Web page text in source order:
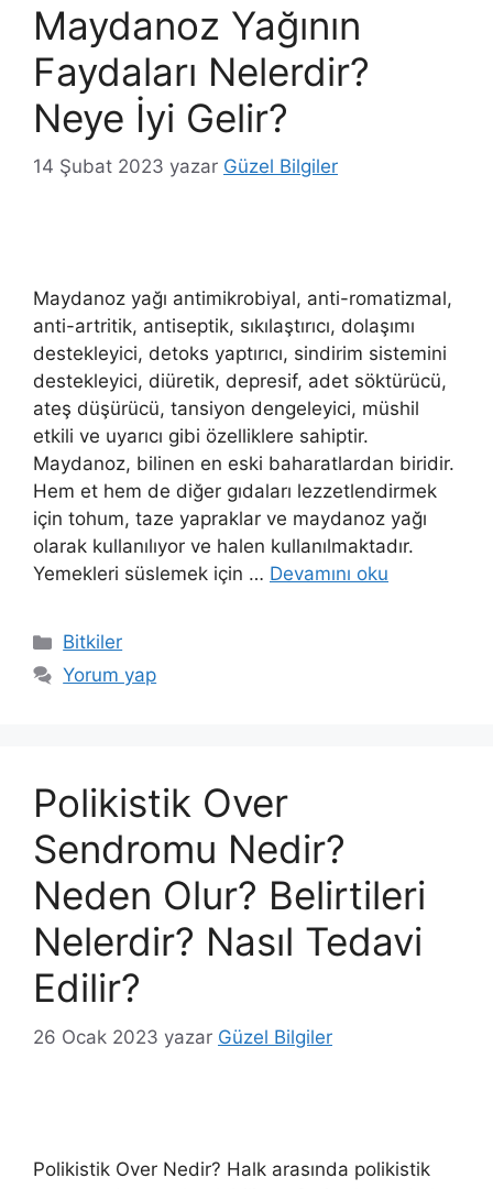
Maydanoz Yağının
Faydaları Nelerdir?
Neye İyi Gelir?
14 Şubat 2023 yazar Güzel Bilgiler
Maydanoz yağı antimikrobiyal, anti-romatizmal,
anti-artritik, antiseptik, sıkılaştırıcı, dolaşımı
destekleyici, detoks yaptırıcı, sindirim sistemini
destekleyici, diüretik, depresif, adet söktürücü,
ateş düşürücü, tansiyon dengeleyici, müshil
etkili ve uyarıcı gibi özelliklere sahiptir.
Maydanoz, bilinen en eski baharatlardan biridir.
Hem et hem de diğer gıdaları lezzetlendirmek
için tohum, taze yapraklar ve maydanoz yağı
olarak kullanılıyor ve halen kullanılmaktadır.
Yemekleri süslemek için … Devamını oku
Kategoriler
Bitkiler
Yorum yap
Polikistik Over
Sendromu Nedir?
Neden Olur? Belirtileri
Nelerdir? Nasıl Tedavi
Edilir?
26 Ocak 2023 yazar Güzel Bilgiler
Polikistik Over Nedir? Halk arasında polikistik